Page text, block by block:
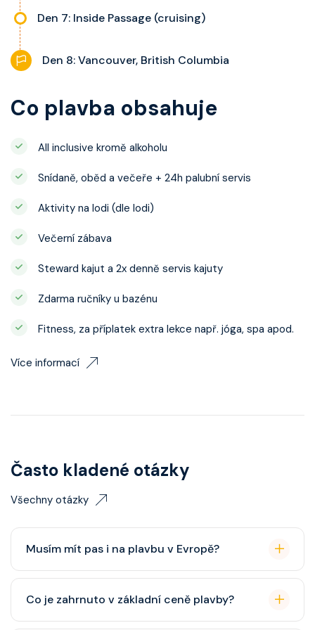
Den 7: Inside Passage (cruising)
Den 8: Vancouver, British Columbia
Co plavba obsahuje
All inclusive kromě alkoholu
Snídaně, oběd a večeře + 24h palubní servis
Aktivity na lodi (dle lodi)
Večerní zábava
Steward kajut a 2x denně servis kajuty
Zdarma ručníky u bazénu
Fitness, za příplatek extra lekce např. jóga, spa apod.
Více informací
Často kladené otázky
Všechny otázky
Musím mít pas i na plavbu v Evropě?
Pas je vždy lepší, ale občanský průkaz pro plavby po
Evropě stačí. Doporučuje se platnost minimálně 6
měsíců po skončení plavby.
Co je zahrnuto v základní ceně plavby?